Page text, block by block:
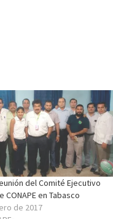
del Comité Ejecutivo
CONAPE en Tabasco
de 2017